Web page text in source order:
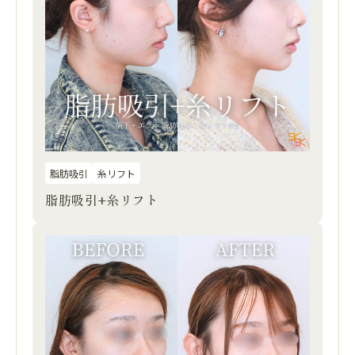
脂肪吸引 糸リフト
脂肪吸引+糸リフト